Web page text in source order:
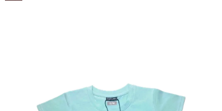
objednávka